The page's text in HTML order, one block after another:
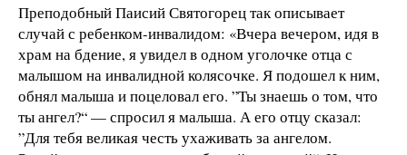
Преподобный Паисий Святогорец так описывает
случай с ребенком-инвалидом: «Вчера вечером, идя в
храм на бдение, я увидел в одном уголочке отца с
малышом на инвалидной колясочке. Я подошел к ним,
обнял малыша и поцеловал его. ”Ты знаешь о том, что
ты ангел?“ — спросил я малыша. А его отцу сказал:
”Для тебя великая честь ухаживать за ангелом.